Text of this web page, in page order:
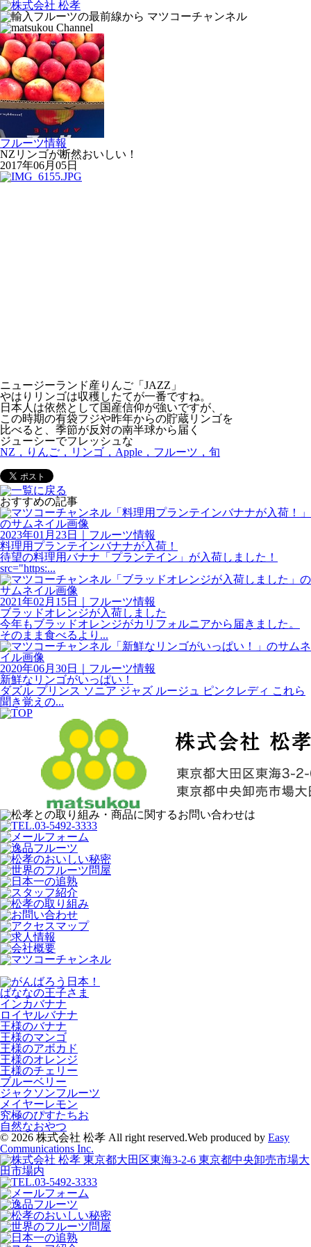
フルーツ情報
NZリンゴが断然おいしい！
2017年06月05日
ニュージーランド産りんご「JAZZ」
やはりリンゴは収穫したてが一番ですね。
日本人は依然として国産信仰が強いですが、
この時期の有袋フジや昨年からの貯蔵リンゴを
比べると、季節が反対の南半球から届く
ジューシーでフレッシュな
NZ，りんご，リンゴ，Apple，フルーツ，旬
おすすめの記事
2023年01月23日
フルーツ情報
料理用プランテインバナナが入荷！
待望の料理用バナナ「プランテイン」が入荷しました！
src="https:...
2021年02月15日
フルーツ情報
ブラッドオレンジが入荷しました
今年もブラッドオレンジがカリフォルニアから届きました。
そのまま食べるより...
2020年06月30日
フルーツ情報
新鮮なリンゴがいっぱい！
ダズル プリンス ソニア ジャズ ルージュ ピンクレディ これら
聞き覚えの...
ばななの王子さま
インカバナナ
ロイヤルバナナ
王様のバナナ
王様のマンゴ
王様のアボカド
王様のオレンジ
王様のチェリー
ブルーベリー
ジャクソンフルーツ
メイヤーレモン
究極のぴすたちお
自然なおやつ
© 2026 株式会社 松孝 All right reserved.Web produced by Easy
Communications Inc.